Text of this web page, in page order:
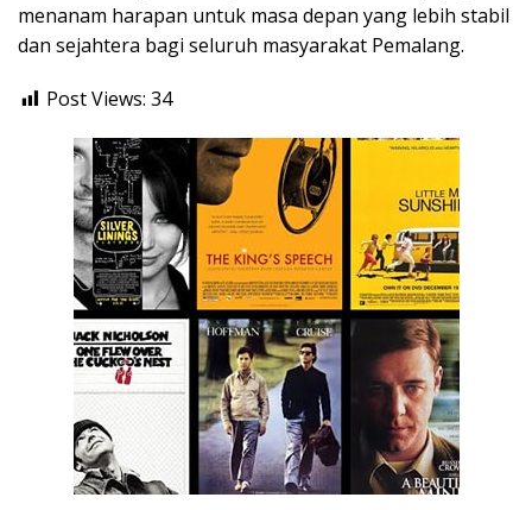
menanam harapan untuk masa depan yang lebih stabil
dan sejahtera bagi seluruh masyarakat Pemalang.
Post Views: 34